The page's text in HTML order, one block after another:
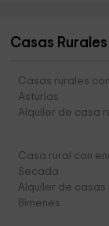
Casas
Casas rurales
Asturias
Alquiler de casa
Casa rural con
Secada
Alquiler de casas
Bimenes